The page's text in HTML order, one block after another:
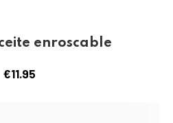
enroscable
€11.95